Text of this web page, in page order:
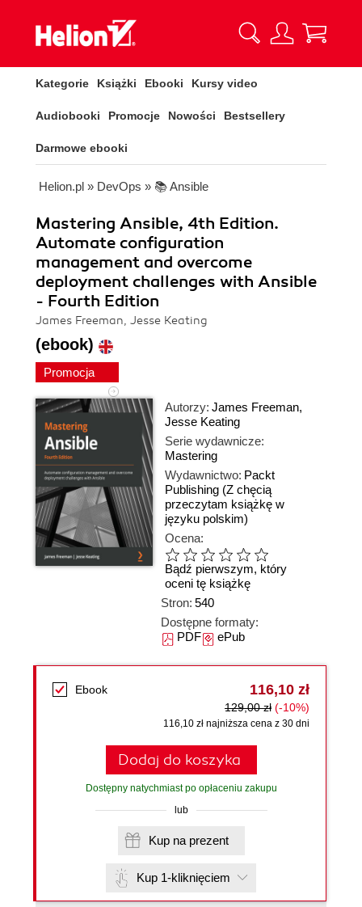
Kategorie Książki Ebooki Kursy video
Audiobooki Promocje Nowości Bestsellery
Darmowe ebooki
Helion.pl » DevOps » 📚 Ansible
Mastering Ansible, 4th Edition.
Automate configuration
management and overcome
deployment challenges with Ansible
- Fourth Edition
James Freeman, Jesse Keating
(ebook)
Promocja
Autorzy: James Freeman,
Jesse Keating
Serie wydawnicze:
Mastering
Wydawnictwo: Packt
Publishing (Z chęcią
przeczytam książkę w
języku polskim)
Ocena:
Bądź pierwszym, który
oceni tę książkę
Stron: 540
Dostępne formaty:
PDFePub
Ebook 116,10 zł
129,00 zł (-10%)
116,10 zł najniższa cena z 30 dni
Dodaj do koszyka
Dostępny natychmiast po opłaceniu zakupu
lub
Kup na prezent
Kup 1-kliknięciem